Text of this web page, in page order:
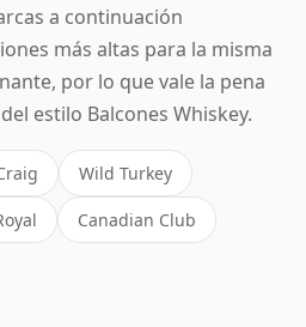
a continuación
más altas para la misma
por lo que vale la pena
estilo Balcones Whiskey.
Wild Turkey
Canadian Club